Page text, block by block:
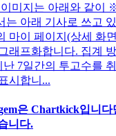
미지는 아래와 같이
는 아래 기사로 쓰고
마이 페이지(상세 화
래프화합니다. 집계
7일간의 투고수를
시합니...
은 Chartkick입니
니다.